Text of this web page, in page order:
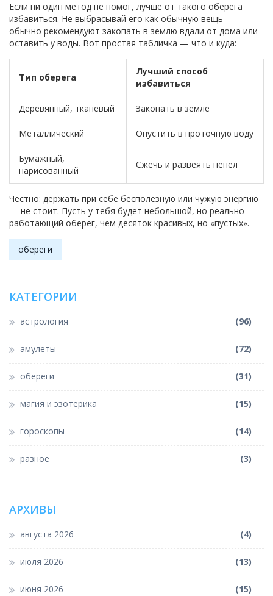
Если ни один метод не помог, лучше от такого оберега
избавиться. Не выбрасывай его как обычную вещь —
обычно рекомендуют закопать в землю вдали от дома или
оставить у воды. Вот простая табличка — что и куда:
Тип оберега
Лучший способ
избавиться
Деревянный, тканевый Закопать в земле
Металлический Опустить в проточную воду
Бумажный,
нарисованный
Сжечь и развеять пепел
Честно: держать при себе бесполезную или чужую энергию
— не стоит. Пусть у тебя будет небольшой, но реально
работающий оберег, чем десяток красивых, но «пустых».
обереги
КАТЕГОРИИ
астрология (96)
амулеты (72)
обереги (31)
магия и эзотерика (15)
гороскопы (14)
разное (3)
АРХИВЫ
августа 2026 (4)
июля 2026 (13)
июня 2026 (15)